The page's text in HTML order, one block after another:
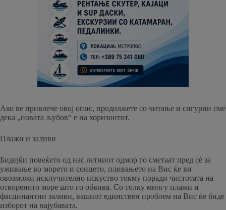
Ако ве привлече овој опис, продолжете со читање и сигурни сме
дека „новата љубов“ е на хоризонтот.
Плажи и заливи
Бидејќи повеќето од нас летниот одмор го сметаат пред сè за
уживање во морето и сонцето, пливањето на Вис ќе ви
овозможи исклучително искуство токму поради чистотата на
отвореното море што го обвива. Со толку многу плажи и
фасцинантни заливи, вашиот единствен проблем на Вис ќе биде
изборот на најубавата.